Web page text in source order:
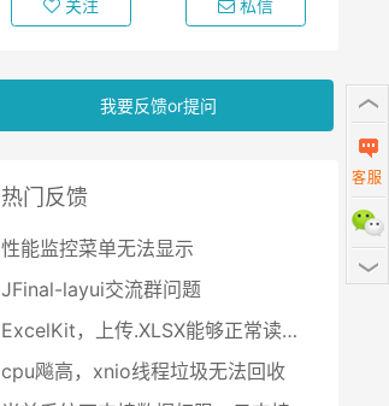
关注 私信
我要反馈or提问
热门反馈
性能监控菜单无法显示
JFinal-layui交流群问题
ExcelKit，上传.XLSX能够正常读取数据库，上传.XLS读取结束空指针
cpu飚高，xnio线程垃圾无法回收
客服
扫描